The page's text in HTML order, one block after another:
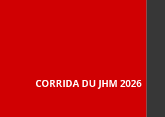
CORRIDA DU JHM 2026